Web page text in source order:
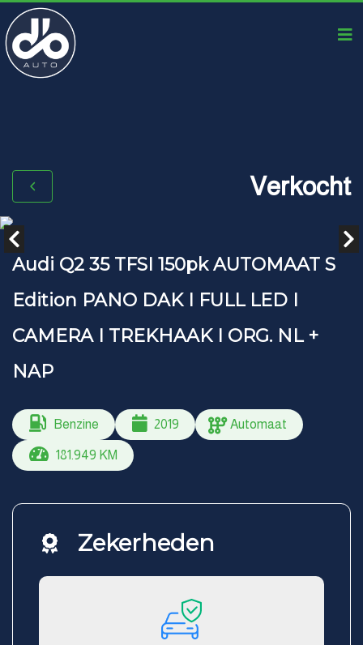
Verkocht
Audi Q2 35 TFSI 150pk AUTOMAAT S
Edition PANO DAK I FULL LED I
CAMERA I TREKHAAK I ORG. NL +
NAP
Benzine 2019 Automaat
181.949 KM
Zekerheden